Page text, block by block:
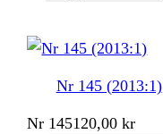
Nr 145 (2013:1)
Nr 145120,00kr